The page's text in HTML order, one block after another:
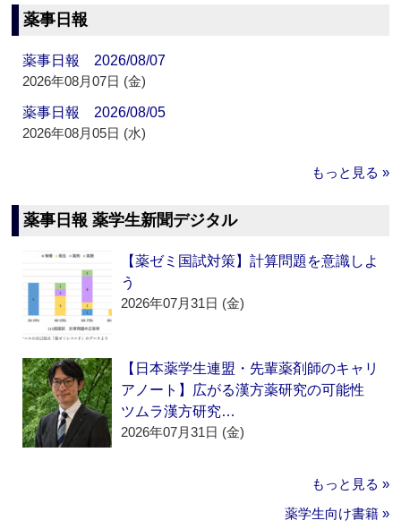
薬事日報
薬事日報 2026/08/07
2026年08月07日 (金)
薬事日報 2026/08/05
2026年08月05日 (水)
もっと見る »
薬事日報 薬学生新聞デジタル
【薬ゼミ国試対策】計算問題を意識しよ
う
2026年07月31日 (金)
【日本薬学生連盟・先輩薬剤師のキャリ
アノート】広がる漢方薬研究の可能性
ツムラ漢方研究…
2026年07月31日 (金)
もっと見る »
薬学生向け書籍 »